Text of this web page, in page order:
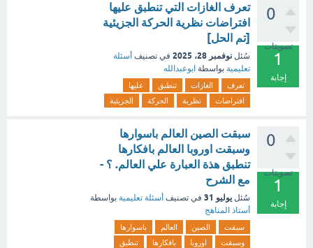
0
تصويتات
1
إجابة
تعرف الغازات التي تنطبق عليها
افتراضات نظرية الحركة الجزيئية
[تم الحل]
سُئل نوفمبر 28، 2025 في تصنيف أسئلة
تعليمية بواسطة ابوعبدالله
تعرف الغازات تنطبق
عليها
افتراضات
نظرية الحركة الجزيئية
0
تصويتات
1
إجابة
سبقت الصين العالم باسوارها
وسبقت اوروبا العالم بافكارها
تنطبق هذة العبارة علي العالم. ؟ -
مع الشرح
سُئل يوليو 31 في تصنيف أسئلة تعليمية بواسطة
أستاذ المناهج
سبقت الصين العالم
باسوارها
وسبقت
اوروبا بافكارها
تنطبق